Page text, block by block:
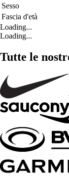
Sesso
Fascia d'età
Loading...
Loading...
Tutte le